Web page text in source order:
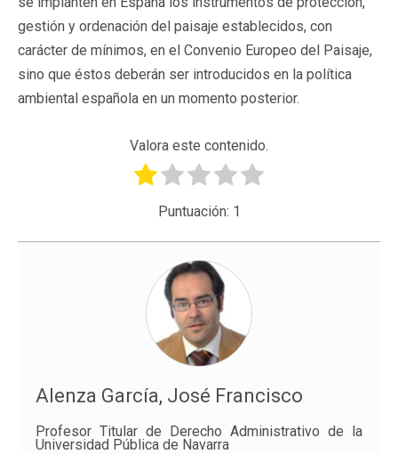
gestión y ordenación del paisaje establecidos, con
carácter de mínimos, en el Convenio Europeo del Paisaje,
sino que éstos deberán ser introducidos en la política
ambiental española en un momento posterior.
Valora este contenido.
Puntuación: 1
Alenza García, José Francisco
Profesor Titular de Derecho Administrativo de la
Universidad Pública de Navarra